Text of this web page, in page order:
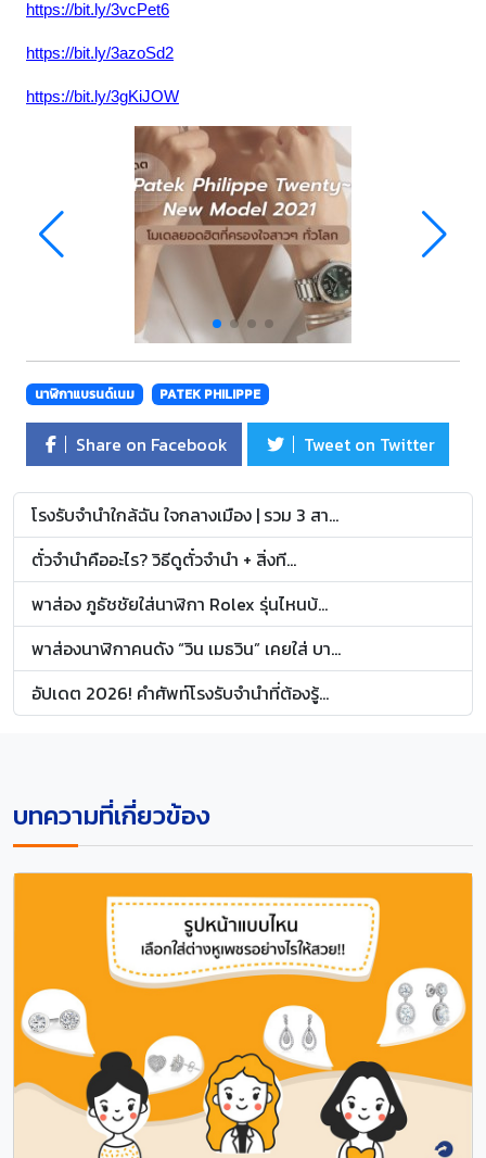
https://bit.ly/3vcPet6
https://bit.ly/3azoSd2
https://bit.ly/3gKiJOW
นาฬิกาแบรนด์เนม PATEK PHILIPPE
Share on Facebook Tweet on Twitter
โรงรับจำนำใกล้ฉัน ใจกลางเมือง | รวม 3 สา...
ตั๋วจำนำคืออะไร? วิธีดูตั๋วจำนำ + สิ่งที...
พาส่อง ภูธัชชัยใส่นาฬิกา Rolex รุ่นไหนบ้...
พาส่องนาฬิกาคนดัง “วิน เมธวิน” เคยใส่ บา...
อัปเดต 2026! คำศัพท์โรงรับจำนำที่ต้องรู้...
บทความที่เกี่ยวข้อง